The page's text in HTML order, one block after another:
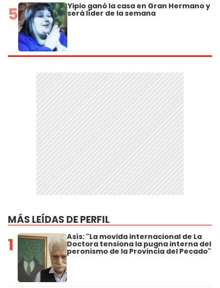
5 Yipio ganó la casa en Gran Hermano y
será líder de la semana
MÁS LEÍDAS DE PERFIL
1 Asís: "La movida internacional de La
Doctora tensiona la pugna interna del
peronismo de la Provincia del Pecado"